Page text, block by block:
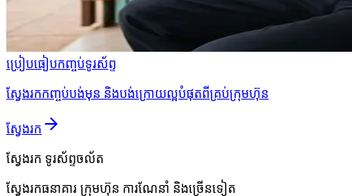
ប្រៀបធៀបកញ្ចប់ទូរស័ព្ទ
ស្វែងរកកញ្ចប់បង់មុន និងបង់ក្រោយល្អបំផុតពីគ្រប់ក្រុមហ៊ុន
ស្វែងរក
ស្វែងរក ទូរស័ព្ទចល័ត
ស្វែងរកធនាគារ ក្រុមហ៊ុន ការណែនាំ និងច្រើនទៀត